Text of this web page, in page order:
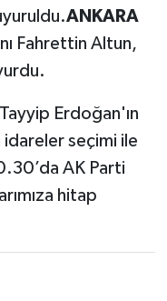
ANKARA
Fahrettin Altun,
Erdoğan'ın
seçimi ile
AK Parti
hitap